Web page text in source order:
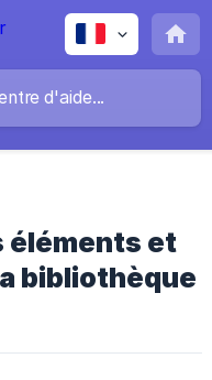
éléments et
bibliothèque